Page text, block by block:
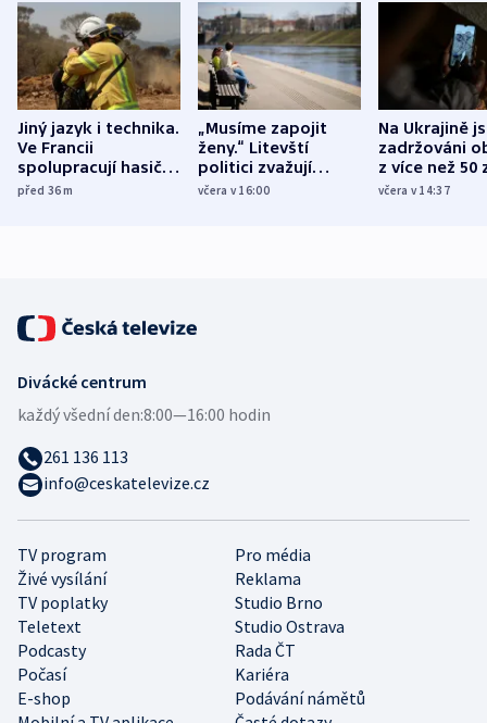
Jiný jazyk i technika.
Ve Francii
spolupracují hasiči z
různých zemí
před 36m
„Musíme zapojit
ženy.“ Litevští
politici zvažují
dohodu o
včera v 16:00
Na Ukrajině
zadržováni
z více než 50
Bojovali na
včera v 14:37
TV program
Pro média
Živé vysílání
Reklama
TV poplatky
Studio Brno
Teletext
Studio Ostrava
Podcasty
Rada ČT
Počasí
Kariéra
E-shop
Podávání námětů
Divácké centrum
každý všední den:8:00—16:00 hodin
261 136 113
info@ceskatelevize.cz